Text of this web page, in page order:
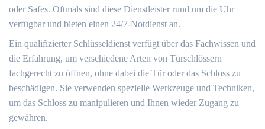
oder Safes.​ Oftmals sind diese Dienstleister rund um die Uhr
verfügbar und bieten einen 24/7-Notdienst an.​
Ein qualifizierter Schlüsseldienst verfügt über das Fachwissen und
die Erfahrung, um verschiedene Arten von Türschlössern
fachgerecht zu öffnen, ohne dabei die Tür oder das Schloss zu
beschädigen.​ Sie verwenden spezielle Werkzeuge und Techniken,
um das Schloss zu manipulieren und Ihnen wieder Zugang zu
gewähren.​